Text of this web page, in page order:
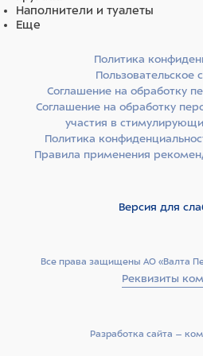
люцерновая мука, клетчатка
кальция, монокальцийфосфат,
(0,4%), дрожжевой экстракт
маннанолигосахаридов)
(0,2%), аскофиллум узловатый
сушеная мята, календула,
подорожника, юкка Шидигера.
Наполнители и туалеты
Еще
Все права защищены АО «Валта
Реквизиты
Политика
Пользовательское
Соглашение на обработку
Соглашение на обработку
участия в
Политика
Правила применения
Версия для
Разработка сайта –­